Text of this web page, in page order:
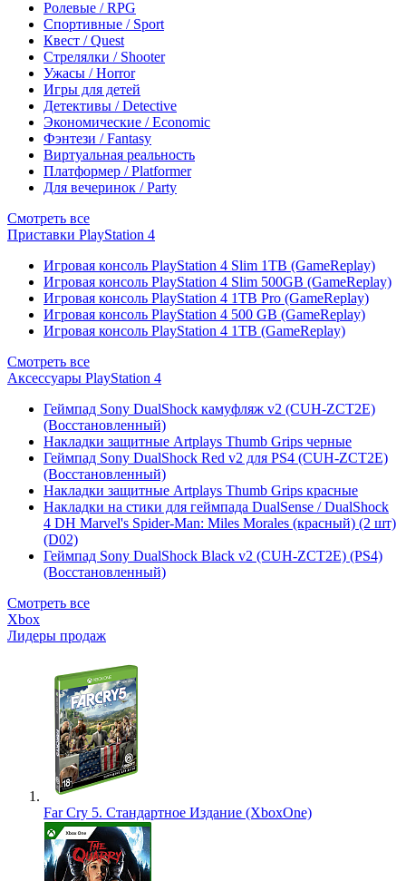
Ролевые / RPG
Спортивные / Sport
Квест / Quest
Стрелялки / Shooter
Ужасы / Horror
Игры для детей
Детективы / Detective
Экономические / Economic
Фэнтези / Fantasy
Виртуальная реальность
Платформер / Platformer
Для вечеринок / Party
Смотреть все
Приставки PlayStation 4
Игровая консоль PlayStation 4 Slim 1TB (GameReplay)
Игровая консоль PlayStation 4 Slim 500GB (GameReplay)
Игровая консоль PlayStation 4 1TB Pro (GameReplay)
Игровая консоль PlayStation 4 500 GB (GameReplay)
Игровая консоль PlayStation 4 1TB (GameReplay)
Смотреть все
Аксессуары PlayStation 4
Геймпад Sony DualShock камуфляж v2 (CUH-ZCT2E)
(Восстановленный)
Накладки защитные Artplays Thumb Grips черные
Геймпад Sony DualShock Red v2 для PS4 (CUH-ZCT2E)
(Восстановленный)
Накладки защитные Artplays Thumb Grips красные
Накладки на стики для геймпада DualSense / DualShock
4 DH Marvel's Spider-Man: Miles Morales (красный) (2 шт)
(D02)
Геймпад Sony DualShock Black v2 (CUH-ZCT2E) (PS4)
(Восстановленный)
Смотреть все
Xbox
Лидеры продаж
Far Cry 5. Стандартное Издание (XboxOne)